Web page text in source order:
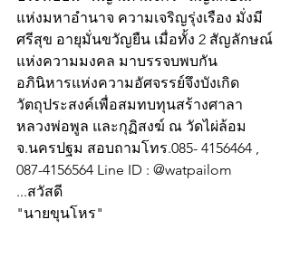
แห่งมหาอำนาจ ความเจริญรุ่งเรือง มั่งมี
ศรีสุข อายุมั่นขวัญยืน เมื่อทั้ง 2 สัญลักษณ์
แห่งความมงคล มาบรรจบพบกัน
อภินิหารแห่งความอัศจรรย์จึงบังเกิด
วัตถุประสงค์เพื่อสมทบทุนสร้างศาลา
หลวงพ่อพูล และกุฏิสงฆ์ ณ วัดไผ่ล้อม
จ.นครปฐม สอบถามโทร.085- 4156464 ,
087-4156564 Line ID : @watpailom
...สวัสดี
"นายขุนโหร"